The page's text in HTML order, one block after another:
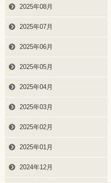
2025年08月
2025年07月
2025年06月
2025年05月
2025年04月
2025年03月
2025年02月
2025年01月
2024年12月